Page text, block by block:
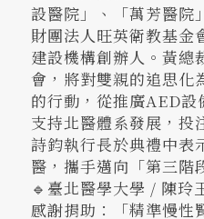
設醫院」、「萬芳醫院
財團法人旺英衛教基金
建設機構創辦人。黃總
會，將對雙親的追思化
的行動，從推廣AED
支持北醫體系發展，投
詩鈞執行長於典禮中表
醫，攜手邁向「第三階
🔹臺北醫學大學 / 陳玲
感謝捐助：「精準慢性